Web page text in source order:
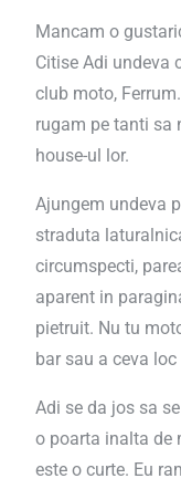
Mancam o
Citise Adi undeva
club moto,
rugam pe tanti sa
house-ul lor.
Ajungem undeva
straduta
circumspecti,
aparent in
pietruit. Nu tu
bar sau a ceva
Adi se da jos sa
o poarta inalta de
este o curte. Eu